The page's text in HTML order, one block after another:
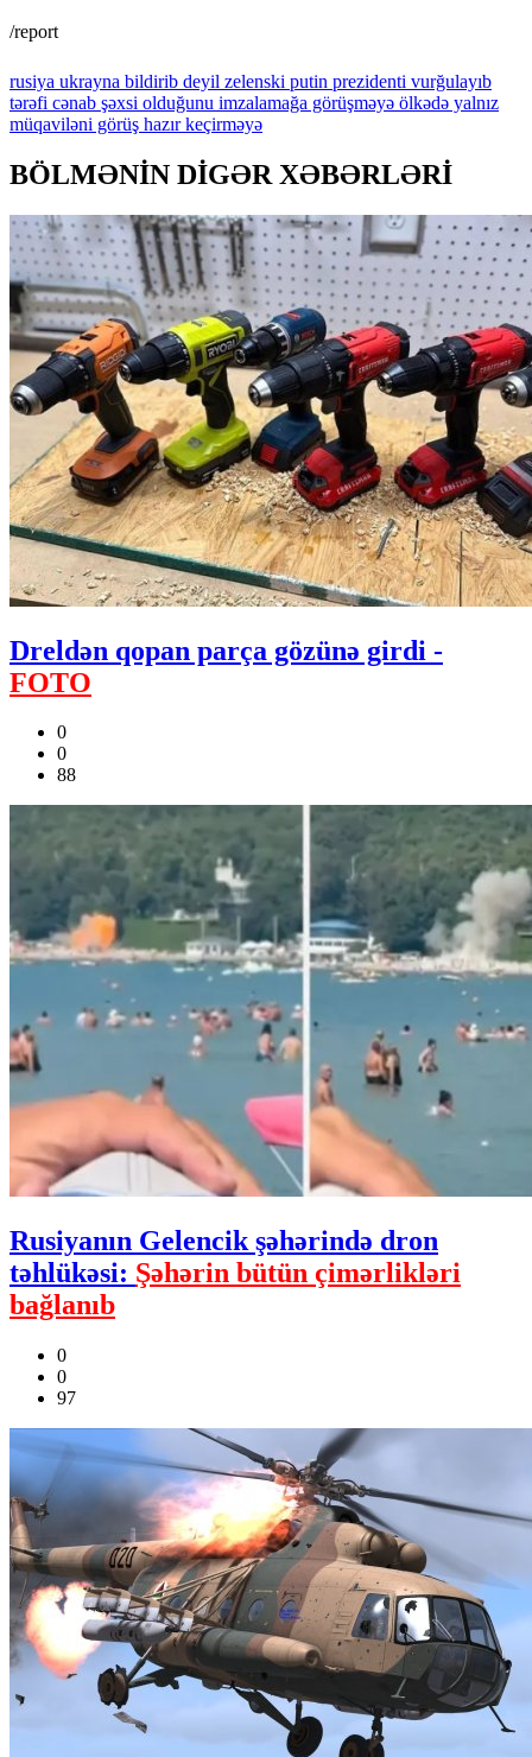
/report
rusiya ukrayna bildirib deyil zelenski putin prezidenti vurğulayıb
tərəfi cənab şəxsi olduğunu imzalamağa görüşməyə ölkədə yalnız
müqaviləni görüş hazırkeçirməyə
BÖLMƏNİN DİGƏR XƏBƏRLƏRİ
Dreldən qopan parça gözünə girdi -
FOTO
0
0
88
Rusiyanın Gelencik şəhərində dron
təhlükəsi: Şəhərin bütün çimərlikləri
bağlanıb
0
0
97